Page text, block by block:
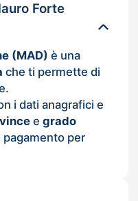
Forte
(MAD) è una
che ti permette di
i dati anagrafici e
e grado
per